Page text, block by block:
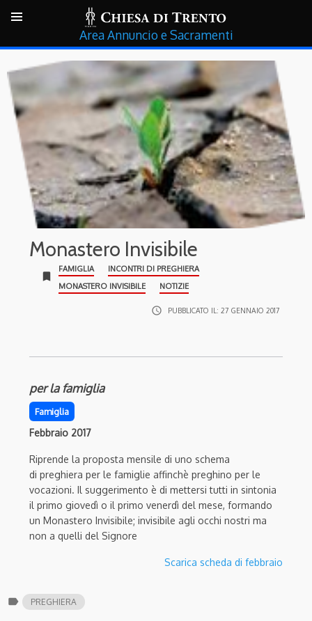
Annuncio e Sacramenti
Monastero Invisibile
bookmark
FAMIGLIA
INCONTRI DI PREGHIERA
MONASTERO INVISIBILE
NOTIZIE
access_time PUBBLICATO IL: 27 GENNAIO 2017
per la famiglia
Famiglia
Febbraio 2017
Riprende la proposta mensile di uno schema
di preghiera per le famiglie affinchè preghino per le
vocazioni. Il suggerimento è di mettersi tutti in sintonia
il primo giovedì o il primo venerdì del mese, formando
un Monastero Invisibile; invisibile agli occhi nostri ma
non a quelli del Signore
Scarica scheda di febbraio
label PREGHIERA